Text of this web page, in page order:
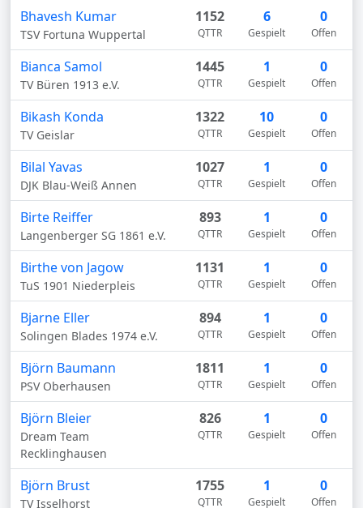
Bhavesh Kumar
TSV Fortuna Wuppertal
1152
QTTR
6
Gespielt
0
Offen
Bianca Samol
TV Büren 1913 e.V.
1445
QTTR
1
Gespielt
0
Offen
Bikash Konda
TV Geislar
1322
QTTR
10
Gespielt
0
Offen
Bilal Yavas
DJK Blau-Weiß Annen
1027
QTTR
1
Gespielt
0
Offen
Birte Reiffer
Langenberger SG 1861 e.V.
893
QTTR
1
Gespielt
0
Offen
Birthe von Jagow
TuS 1901 Niederpleis
1131
QTTR
1
Gespielt
0
Offen
Bjarne Eller
Solingen Blades 1974 e.V.
894
QTTR
1
Gespielt
0
Offen
Björn Baumann
PSV Oberhausen
1811
QTTR
1
Gespielt
0
Offen
Björn Bleier
Dream Team
Recklinghausen
826
QTTR
1
Gespielt
0
Offen
Björn Brust
TV Isselhorst
1755
QTTR
1
Gespielt
0
Offen